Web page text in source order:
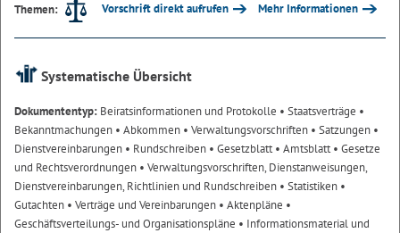
Themen:
Vorschrift direkt aufrufen Mehr Informationen
Systematische Übersicht
Dokumententyp: Beiratsinformationen und Protokolle • Staatsverträge •
Bekanntmachungen • Abkommen • Verwaltungsvorschriften • Satzungen •
Dienstvereinbarungen • Rundschreiben • Gesetzblatt• Amtsblatt• Gesetze
und Rechtsverordnungen • Verwaltungsvorschriften, Dienstanweisungen,
Dienstvereinbarungen, Richtlinien und Rundschreiben • Statistiken •
Gutachten • Verträge und Vereinbarungen • Aktenpläne •
Geschäftsverteilungs- und Organisationspläne • Informationsmaterial und